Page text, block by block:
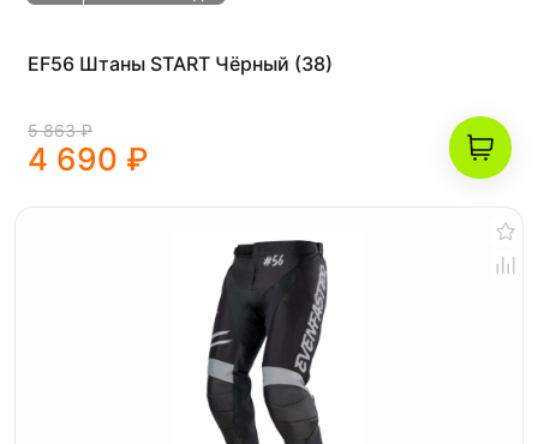
EF56 Штаны START Чёрный (38)
5 863 ₽
4 690 ₽